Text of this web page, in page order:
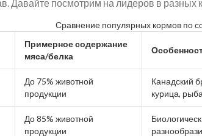
Давайте посмотрим на лидеров в разных
Сравнение популярных кормов по
Примерное содержание
мяса/белка
До 75% животной
продукции
Канадский
курица,
До 85% животной
продукции